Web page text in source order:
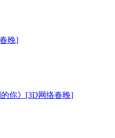
晚]
你》[3D网络春晚]